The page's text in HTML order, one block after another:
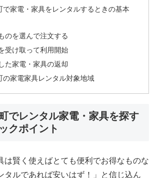
で家電・家具をレンタルするときの基本
のを選んで注文する
受け取って利用開始
た家電・家具の返却
の家電家具レンタル対象地域
でレンタル家電・家具を探す
クポイント
は賢く使えばとても便利でお得なものな
タルであれば安いはず！」と信じ込ん